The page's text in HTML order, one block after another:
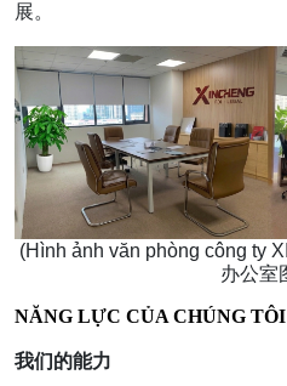
展。
(Hình ảnh văn phòng công ty
办公室
NĂNG LỰC CỦA CHÚNG TÔI
我们的能力